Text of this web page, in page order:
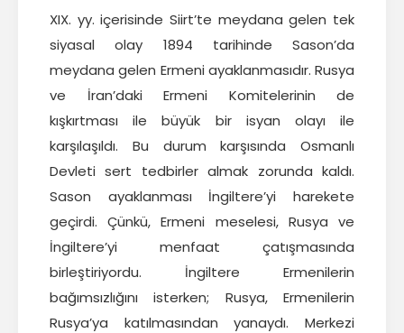
XIX. yy. içerisinde Siirt’te meydana gelen tek
siyasal olay 1894 tarihinde Sason’da
meydana gelen Ermeni ayaklanmasıdır. Rusya
ve İran’daki Ermeni Komitelerinin de
kışkırtması ile büyük bir isyan olayı ile
karşılaşıldı. Bu durum karşısında Osmanlı
Devleti sert tedbirler almak zorunda kaldı.
Sason ayaklanması İngiltere’yi harekete
geçirdi. Çünkü, Ermeni meselesi, Rusya ve
İngiltere’yi menfaat çatışmasında
birleştiriyordu. İngiltere Ermenilerin
bağımsızlığını isterken; Rusya, Ermenilerin
Rusya’ya katılmasından yanaydı. Merkezi